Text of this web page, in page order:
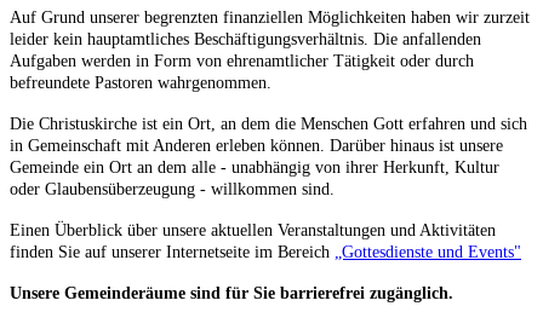
Auf Grund unserer begrenzten finanziellen Möglichkeiten haben wir zurzeit
leider kein hauptamtliches Beschäftigungsverhältnis. Die anfallenden
Aufgaben werden in Form von ehrenamtlicher Tätigkeit oder durch
befreundete Pastoren wahrgenommen.
Die Christuskirche ist ein Ort, an dem die Menschen Gott erfahren und sich
in Gemeinschaft mit Anderen erleben können. Darüber hinaus ist unsere
Gemeinde ein Ort an dem alle - unabhängig von ihrer Herkunft, Kultur
oder Glaubensüberzeugung - willkommen sind.
Einen Überblick über unsere aktuellen Veranstaltungen und Aktivitäten
finden Sie auf unserer Internetseite im Bereich
„Gottesdienste und Events"
Unsere Gemeinderäume sind für Sie barrierefrei zugänglich.